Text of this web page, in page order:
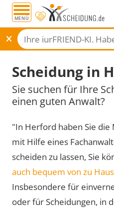
MENÜ
Scheidung in
Sie suchen für Ihre
einen guten Anwalt?
"In Herford haben Sie die
mit Hilfe eines
scheiden zu lassen, Sie
auch bequem von zu
Insbesondere für
oder für Scheidungen, in